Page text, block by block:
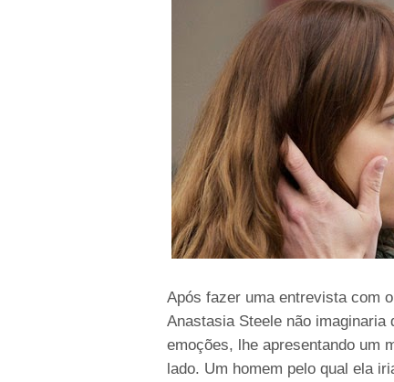
Após fazer uma entrevista com
Anastasia Steele não imaginaria
emoções, lhe apresentando um
lado. Um homem pelo qual ela